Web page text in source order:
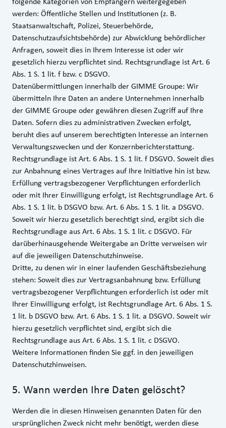
werden: Öffentliche Stellen und Institutionen (z. B.
Staatsanwaltschaft, Polizei, Steuerbehörde,
Datenschutzaufsichtsbehörde) zur Abwicklung behördlicher
Anfragen, soweit dies in Ihrem Interesse ist oder wir
gesetzlich hierzu verpflichtet sind. Rechtsgrundlage ist Art. 6
Abs. 1 S. 1 lit. f bzw. c DSGVO.
Datenübermittlungen innerhalb der GIMME Groupe: Wir
übermitteln Ihre Daten an andere Unternehmen innerhalb
der GIMME Groupe oder gewähren diesen Zugriff auf Ihre
Daten. Sofern dies zu administrativen Zwecken erfolgt,
beruht dies auf unserem berechtigten Interesse an internen
Verwaltungszwecken und der Konzernberichterstattung.
Rechtsgrundlage ist Art. 6 Abs. 1 S. 1 lit. f DSGVO. Soweit dies
zur Anbahnung eines Vertrages auf Ihre Initiative hin ist bzw.
Erfüllung vertragsbezogener Verpflichtungen erforderlich
oder mit Ihrer Einwilligung erfolgt, ist Rechtsgrundlage Art. 6
Abs. 1 S. 1 lit. b DSGVO bzw. Art. 6 Abs. 1 S. 1 lit. a DSGVO.
Soweit wir hierzu gesetzlich berechtigt sind, ergibt sich die
Rechtsgrundlage aus Art. 6 Abs. 1 S. 1 lit. c DSGVO. Für
darüberhinausgehende Weitergabe an Dritte verweisen wir
auf die jeweiligen Datenschutzhinweise.
Dritte, zu denen wir in einer laufenden Geschäftsbeziehung
stehen: Soweit dies zur Vertragsanbahnung bzw. Erfüllung
vertragsbezogener Verpflichtungen erforderlich ist oder mit
Ihrer Einwilligung erfolgt, ist Rechtsgrundlage Art. 6 Abs. 1 S.
1 lit. b DSGVO bzw. Art. 6 Abs. 1 S. 1 lit. a DSGVO. Soweit wir
hierzu gesetzlich verpflichtet sind, ergibt sich die
Rechtsgrundlage aus Art. 6 Abs. 1 S. 1 lit. c DSGVO.
Weitere Informationen finden Sie ggf. in den jeweiligen
Datenschutzhinweisen.
5. Wann werden Ihre Daten gelöscht?
Werden die in diesen Hinweisen genannten Daten für den
ursprünglichen Zweck nicht mehr benötigt, werden diese